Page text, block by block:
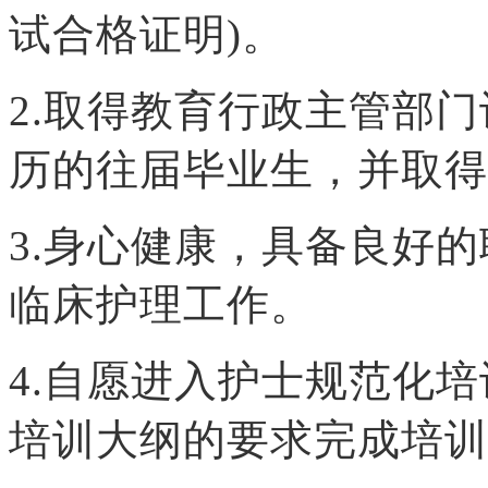
试合格证明)。
2.取得教育行政主管部
历的往届毕业生，并取
3.身心健康，具备良好
临床护理工作。
4.自愿进入护士规范化
培训大纲的要求完成培